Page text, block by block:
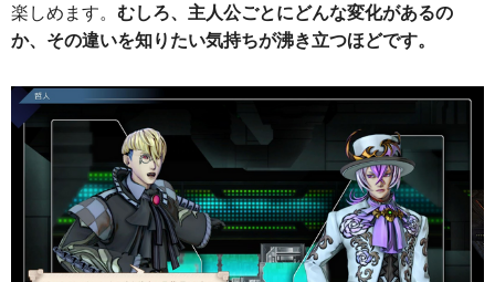
楽しめます。 むしろ、主人公ごとにどんな変化があるの
か、その違いを知りたい気持ちが沸き立つほどです。